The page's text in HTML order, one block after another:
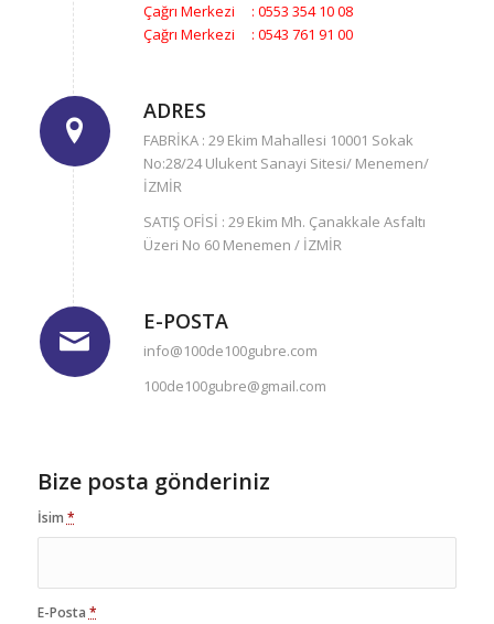
Çağrı Merkezi : 0553 354 10 08
Çağrı Merkezi : 0543 761 91 00
ADRES
FABRİKA : 29 Ekim Mahallesi 10001 Sokak
No:28/24 Ulukent Sanayi Sitesi/ Menemen/
İZMİR
SATIŞ OFİSİ : 29 Ekim Mh. Çanakkale Asfaltı
Üzeri No 60 Menemen / İZMİR
E-POSTA
info@100de100gubre.com
100de100gubre@gmail.com
Bize posta gönderiniz
İsim *
E-Posta *